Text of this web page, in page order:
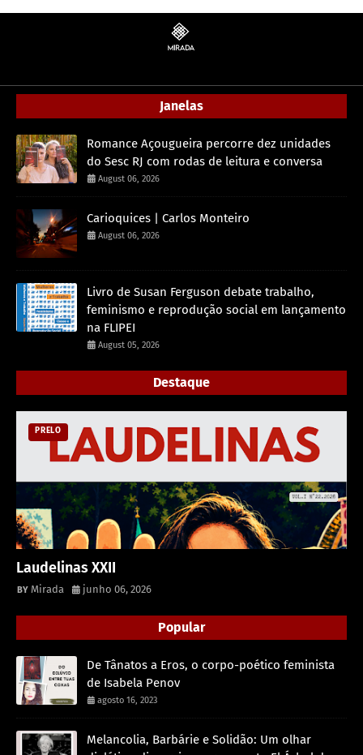
Janelas
Romance Açougueira percorre dez unidades
do Sesc RJ com rodas de leitura e conversa
August 06, 2026
Carioquices | Carlos Monteiro
August 06, 2026
Livro de Susan Ferguson debate trabalho,
feminismo e reprodução social em lançamento
na FLIPEI
August 05, 2026
Destaque
PRELO
Laudelinas XXII
Mirada junho 06, 2026
Popular
De Tânatos a Eros, o corpo-poético feminista
de Isabela Penov
agosto 16, 2023
Melancolia, Barbárie e Solidão: Um olhar